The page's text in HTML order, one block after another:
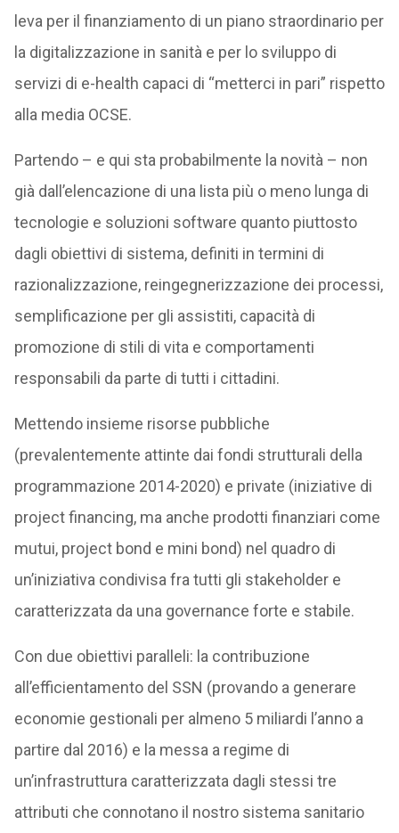
leva per il finanziamento di un piano straordinario per
la digitalizzazione in sanità e per lo sviluppo di
servizi di e-health capaci di “metterci in pari” rispetto
alla media OCSE.
Partendo – e qui sta probabilmente la novità – non
già dall’elencazione di una lista più o meno lunga di
tecnologie e soluzioni software quanto piuttosto
dagli obiettivi di sistema, definiti in termini di
razionalizzazione, reingegnerizzazione dei processi,
semplificazione per gli assistiti, capacità di
promozione di stili di vita e comportamenti
responsabili da parte di tutti i cittadini.
Mettendo insieme risorse pubbliche
(prevalentemente attinte dai fondi strutturali della
programmazione 2014-2020) e private (iniziative di
project financing, ma anche prodotti finanziari come
mutui, project bond e mini bond) nel quadro di
un’iniziativa condivisa fra tutti gli stakeholder e
caratterizzata da una governance forte e stabile.
Con due obiettivi paralleli: la contribuzione
all’efficientamento del SSN (provando a generare
economie gestionali per almeno 5 miliardi l’anno a
partire dal 2016) e la messa a regime di
un’infrastruttura caratterizzata dagli stessi tre
attributi che connotano il nostro sistema sanitario